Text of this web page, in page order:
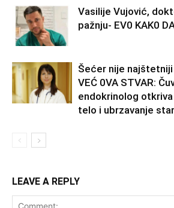
Vasilije Vujović,
pažnju- EV0 KAK0
Šećer nije
VEĆ 0VA STVAR:
endokrinolog
telo i ubrzavanje
LEAVE A REPLY